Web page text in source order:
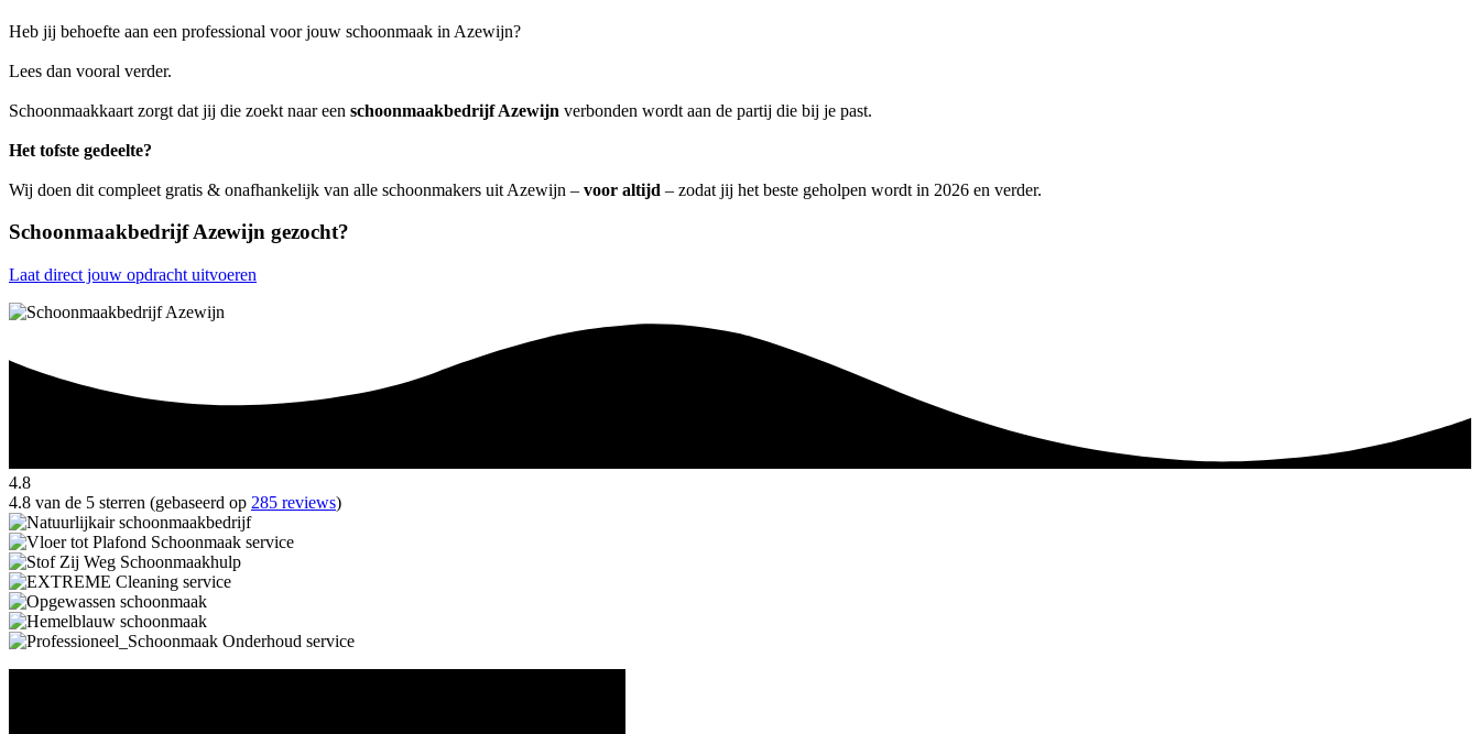
Heb jij behoefte aan een professional voor jouw schoonmaak in Azewijn?
Lees dan vooral verder.
Schoonmaakkaart zorgt dat jij die zoekt naar een schoonmaakbedrijf Azewijn verbonden wordt aan de partij die bij je past.
Het tofste gedeelte?
Wij doen dit compleet gratis & onafhankelijk van alle schoonmakers uit Azewijn – voor altijd – zodat jij het beste geholpen wordt in 2026 en verder.
Schoonmaakbedrijf Azewijn gezocht?
Laat direct jouw opdracht uitvoeren
4.8
4.8 van de 5 sterren (gebaseerd op 285 reviews)